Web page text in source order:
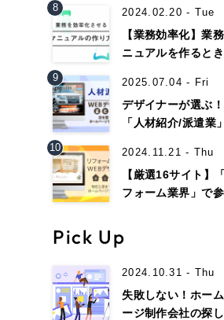
資
作事例30選！
8 2024.02.20 - Tue
【業務効率化】業
ニュアルを作ると
マニュアルを作ると
のメリット
9 2025.07.04 - Fri
デザイナーが選ぶ！
「人材紹介/派遣業
ン事例13選！
10 2024.11.21 - Thu
【厳選16サイト】
フォーム業界」で
Pick Up
2024.10.31 - Thu
失敗しない！ホー
ージ制作会社の探し